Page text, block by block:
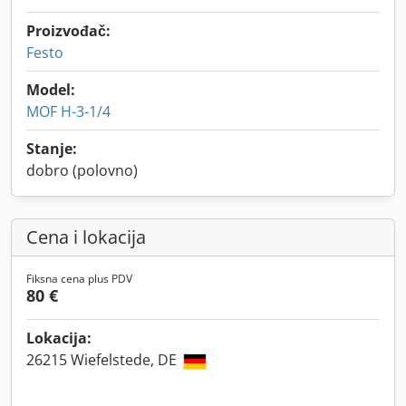
Proizvođač:
Festo
Model:
MOF H-3-1/4
Stanje:
dobro (polovno)
Cena i lokacija
Fiksna cena plus PDV
80 €
Lokacija:
26215 Wiefelstede, DE